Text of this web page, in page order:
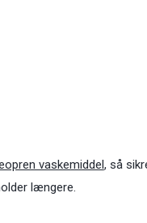
vaskemiddel, så
længere.